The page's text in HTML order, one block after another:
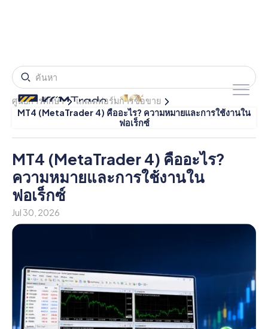
ศูนย์การศึกษา
แพลตฟอร์มการซื้อขาย
MT4 (MetaTrader 4) คืออะไร? ความหมายและการใช้งานใน
ฟอเร็กซ์
MT4 (MetaTrader 4) คืออะไร?
ความหมายและการใช้งานใน
ฟอเร็กซ์
Jul 30, 2026